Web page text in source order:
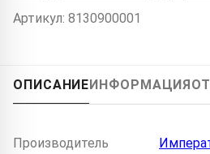
Артикул: 8130900001
ОПИСАНИЕ ИНФОРМАЦИЯ
Производитель